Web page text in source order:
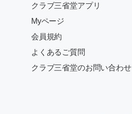
クラブ三省堂アプリ
Myページ
会員規約
よくあるご質問
クラブ三省堂のお問い合わせ